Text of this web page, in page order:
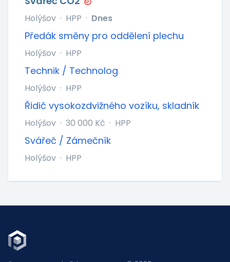
Holýšov · HPP · Dnes
Předák směny pro oddělení plechu
Holýšov · HPP
Technik / Technolog
Holýšov · HPP
Řidič vysokozdvižného vozíku, skladník
Holýšov · 30 000 Kč · HPP
Svářeč / Zámečník
Holýšov · HPP